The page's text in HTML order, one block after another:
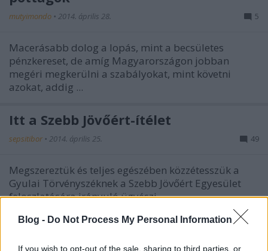
Blog - Do Not Process My Personal Information
If you wish to opt-out of the sale, sharing to third parties, or
mutyimondo • 2014. április 28. 5
Macerásabb dolog a lopás, mint a becsületes
pénzkereset, de amíg Magyarországon jobban
megéri megkerülni a szabályokat, mint követni
azokat, addig ...
Itt a Szebb Jövőért-ítélet
sepsitibor • 2014. április 25. 49
Megszereztük és teljes egészében közzétesszük a
Gyulai Törvényszéknek a Szebb Jövőért Egyesület
feloszlatására irányuló ügyészi ...
Nemzetbiztonsági kérdés a